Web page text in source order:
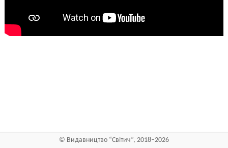
© Видавництво “Світич”, 2018–2026